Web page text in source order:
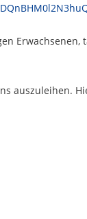
Erwachsenen,
auszuleihen.